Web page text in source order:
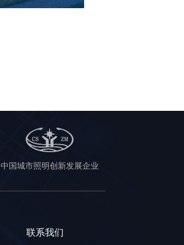
中国城市照明创新发展企业
联系我们